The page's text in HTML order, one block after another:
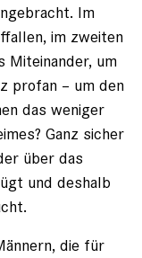
Im
im zweiten
Miteinander, um
profan – um den
das weniger
Ganz sicher
über das
und deshalb
die für